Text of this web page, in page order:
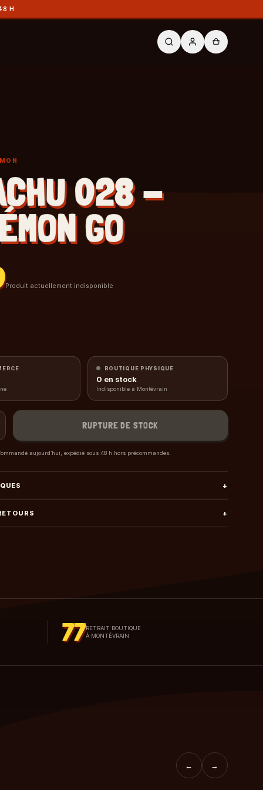
H
028 -
GO
Produit actuellement indisponible
BOUTIQUE PHYSIQUE
0 en stock
Indisponible à Montévrain
RUPTURE DE STOCK
aujourd’hui, expédié sous 48 h hors précommandes.
+
+
77RETRAIT BOUTIQUE
À MONTÉVRAIN
← →